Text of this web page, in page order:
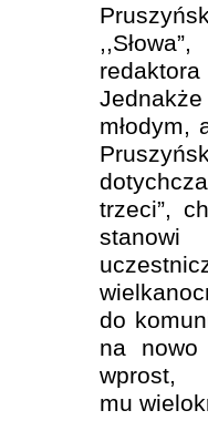
Jednakże
młodym,
trzeci”,
do
na nowo
wprost,
mu